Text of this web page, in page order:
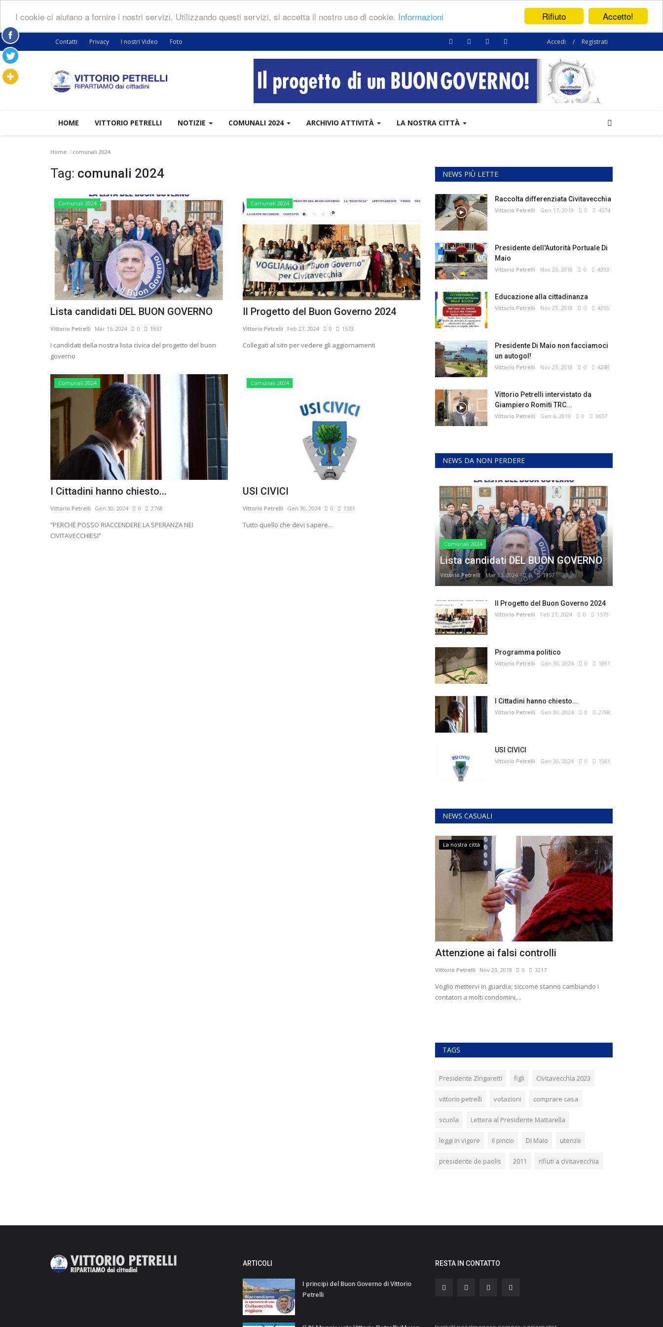
Accetto!
Rifiuto
I cookie ci aiutano a fornire i nostri servizi. Utilizzando questi servizi, si accetta il nostro uso di cookie. Informazioni
Contatti Privacy I nostri Video Foto Accedi / Registrati
HOME VITTORIO PETRELLI NOTIZIE COMUNALI 2024 ARCHIVIO ATTIVITÀ LA NOSTRA CITTÀ
Home comunali 2024
Tag: comunali 2024
Comunali 2024
Lista candidati DEL BUON GOVERNO
Vittorio Petrelli Mar 15, 2024 0 1957
I candidati della nostra lista civica del progetto del buon
governo
Comunali 2024
Il Progetto del Buon Governo 2024
Vittorio Petrelli Feb 27, 2024 0 1573
Collegati al sito per vedere gli aggiornamenti
Comunali 2024
I Cittadini hanno chiesto...
Vittorio Petrelli Gen 30, 2024 0 2768
“PERCHÈ POSSO RIACCENDERE LA SPERANZA NEI
CIVITAVECCHIESI”
Comunali 2024
USI CIVICI
Vittorio Petrelli Gen 30, 2024 0 1561
Tutto quello che devi sapere...
NEWS PIÙ LETTE
Raccolta differenziata Civitavecchia
Vittorio Petrelli Gen 17, 2019 0 4574
Presidente dell'Autorità Portuale Di
Maio
Vittorio Petrelli Nov 23, 2018 0 4393
Educazione alla cittadinanza
Vittorio Petrelli Nov 23, 2018 0 4355
Presidente Di Maio non facciamoci
un autogol!
Vittorio Petrelli Nov 23, 2018 0 4248
Vittorio Petrelli intervistato da
Giampiero Romiti TRC...
Vittorio Petrelli Gen 6, 2019 0 3657
NEWS DA NON PERDERE
Comunali 2024
Lista candidati DEL BUON GOVERNO
Vittorio Petrelli Mar 15, 2024 0 1957
Il Progetto del Buon Governo 2024
Vittorio Petrelli Feb 27, 2024 0 1573
Programma politico
Vittorio Petrelli Gen 30, 2024 0 1891
I Cittadini hanno chiesto...
Vittorio Petrelli Gen 30, 2024 0 2768
USI CIVICI
Vittorio Petrelli Gen 30, 2024 0 1561
NEWS CASUALI
La nostra città
Attenzione ai falsi controlli
Vittorio Petrelli Nov 23, 2018 0 3217
Voglio mettervi in guardia; siccome stanno cambiando i
contatori a molti condomini,...
TAGS
Presidente Zingaretti figli Civitavecchia 2023
vittorio petrelli votazioni comprare casa
scuola Lettera al Presidente Mattarella
leggi in vigore il pincio Di Maio utenze
presidente de paolis 2011 rifiuti a civitavecchia
ARTICOLI
I principi del Buon Governo di Vittorio
Petrelli
RESTA IN CONTATTO